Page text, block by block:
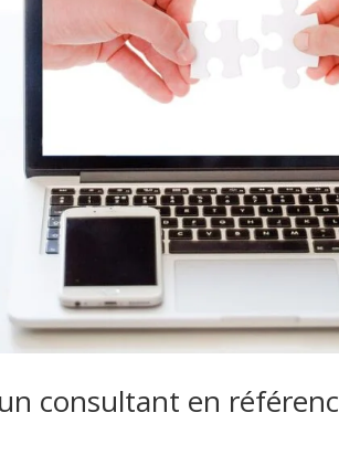
consultant en